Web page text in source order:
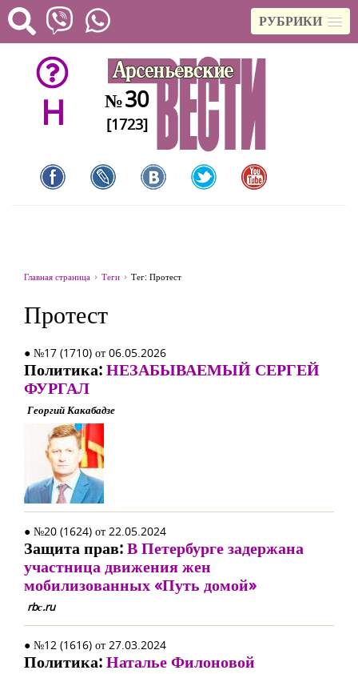
РУБРИКИ
H №30
[1723]
Главная страница Теги Тег: Протест
Протест
● №17 (1710) от 06.05.2026
Политика:НЕЗАБЫВАЕМЫЙ СЕРГЕЙ
ФУРГАЛ
Георгий Какабадзе
● №20 (1624) от 22.05.2024
Защита прав:В Петербурге задержана
участница движения жен
мобилизованных «Путь домой»
rbс.ru
● №12 (1616) от 27.03.2024
Политика:Наталье Филоновой